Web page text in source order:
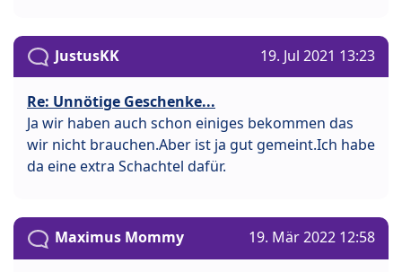
JustusKK 19. Jul 2021 13:23
Re: Unnötige Geschenke...
Ja wir haben auch schon einiges bekommen das
wir nicht brauchen.Aber ist ja gut gemeint.Ich habe
da eine extra Schachtel dafür.
Maximus Mommy 19. Mär 2022 12:58